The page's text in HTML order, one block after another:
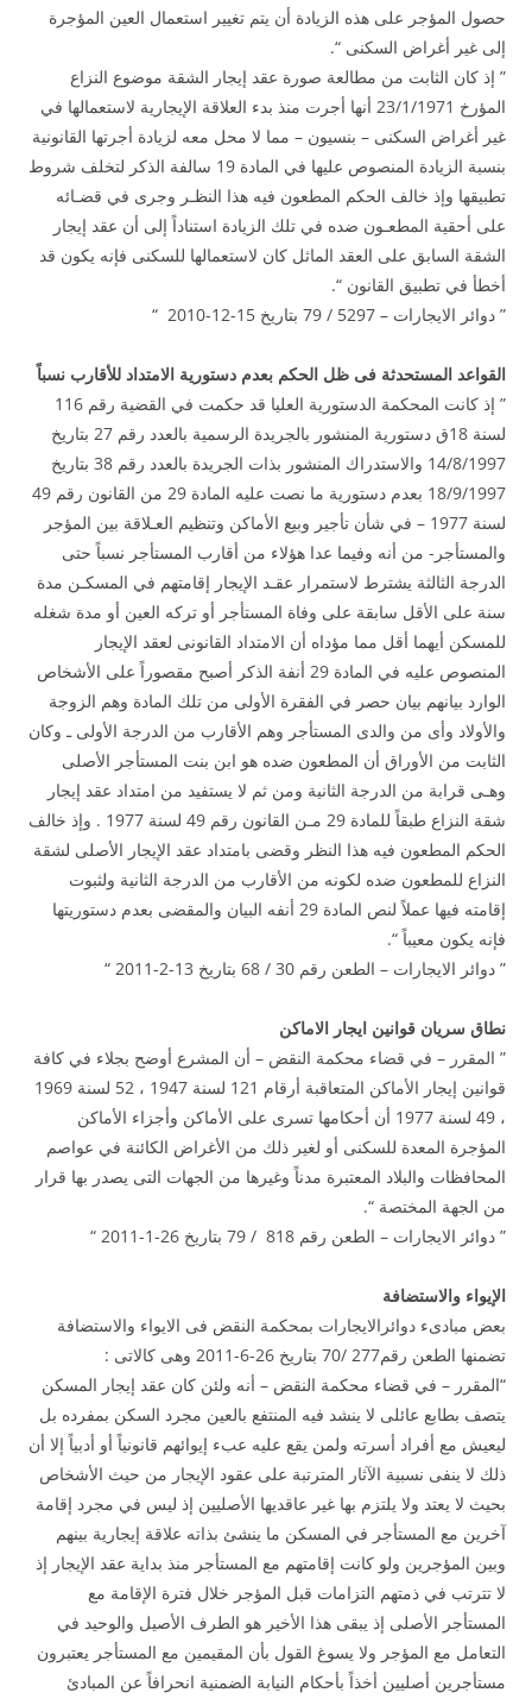
حصول المؤجر على هذه الزيادة أن يتم تغيير استعمال العين المؤجرة
إلى غير أغراض السكنى “.
” إذ كان الثابت من مطالعة صورة عقد إيجار الشقة موضوع النزاع
المؤرخ 23/1/1971 أنها أجرت منذ بدء العلاقة الإيجارية لاستعمالها في
غير أغراض السكنى – بنسيون – مما لا محل معه لزيادة أجرتها القانونية
بنسبة الزيادة المنصوص عليها في المادة 19 سالفة الذكر لتخلف شروط
تطبيقها وإذ خالف الحكم المطعون فيه هذا النظـر وجرى في قضـائه
على أحقية المطعـون ضده في تلك الزيادة استناداً إلى أن عقد إيجار
الشقة السابق على العقد الماثل كان لاستعمالها للسكنى فإنه يكون قد
أخطأ في تطبيق القانون “.
” دوائر الايجارات – 5297 / 79 بتاريخ 15-12-2010 “
القواعد المستحدثة فى ظل الحكم بعدم دستورية الامتداد للأقارب نسباً
” إذ كانت المحكمة الدستورية العليا قد حكمت في القضية رقم 116
لسنة 18ق دستورية المنشور بالجريدة الرسمية بالعدد رقم 27 بتاريخ
14/8/1997 والاستدراك المنشور بذات الجريدة بالعدد رقم 38 بتاريخ
18/9/1997 بعدم دستورية ما نصت عليه المادة 29 من القانون رقم 49
لسنة 1977 – في شأن تأجير وبيع الأماكن وتنظيم العـلاقة بين المؤجر
والمستأجر- من أنه وفيما عدا هؤلاء من أقارب المستأجر نسباً حتى
الدرجة الثالثة يشترط لاستمرار عقـد الإيجار إقامتهم في المسكـن مدة
سنة على الأقل سابقة على وفاة المستأجر أو تركه العين أو مدة شغله
للمسكن أيهما أقل مما مؤداه أن الامتداد القانونى لعقد الإيجار
المنصوص عليه في المادة 29 أنفة الذكر أصبح مقصوراً على الأشخاص
الوارد بيانهم بيان حصر في الفقرة الأولى من تلك المادة وهم الزوجة
والأولاد وأى من والدى المستأجر وهم الأقارب من الدرجة الأولى ـ وكان
الثابت من الأوراق أن المطعون ضده هو ابن بنت المستأجر الأصلى
وهـى قرابة من الدرجة الثانية ومن ثم لا يستفيد من امتداد عقد إيجار
شقة النزاع طبقاً للمادة 29 مـن القانون رقم 49 لسنة 1977 . وإذ خالف
الحكم المطعون فيه هذا النظر وقضى بامتداد عقد الإيجار الأصلى لشقة
النزاع للمطعون ضده لكونه من الأقارب من الدرجة الثانية ولثبوت
إقامته فيها عملاً لنص المادة 29 أنفه البيان والمقضى بعدم دستوريتها
فإنه يكون معيباً “.
” دوائر الايجارات – الطعن رقم 30 / 68 بتاريخ 13-2-2011 “
نطاق سريان قوانين ايجار الاماكن
” المقرر – في قضاء محكمة النقض – أن المشرع أوضح بجلاء في كافة
قوانين إيجار الأماكن المتعاقبة أرقام 121 لسنة 1947 ، 52 لسنة 1969
، 49 لسنة 1977 أن أحكامها تسرى على الأماكن وأجزاء الأماكن
المؤجرة المعدة للسكنى أو لغير ذلك من الأغراض الكائنة في عواصم
المحافظات والبلاد المعتبرة مدناً وغيرها من الجهات التى يصدر بها قرار
من الجهة المختصة “.
” دوائر الايجارات – الطعن رقم 818 / 79 بتاريخ 26-1-2011 “
الإيواء والاستضافة
بعض مبادىء دوائرالايجارات بمحكمة النقض فى الايواء والاستضافة
تضمنها الطعن رقم277 /70 بتاريخ 26-6-2011 وهى كالاتى :
“المقرر – في قضاء محكمة النقض – أنه ولئن كان عقد إيجار المسكن
يتصف بطابع عائلى لا ينشد فيه المنتفع بالعين مجرد السكن بمفرده بل
ليعيش مع أفراد أسرته ولمن يقع عليه عبء إيوائهم قانونياً أو أدبياً إلا أن
ذلك لا ينفى نسبية الآثار المترتبة على عقود الإيجار من حيث الأشخاص
بحيث لا يعتد ولا يلتزم بها غير عاقديها الأصليين إذ ليس في مجرد إقامة
آخرين مع المستأجر في المسكن ما ينشئ بذاته علاقة إيجارية بينهم
وبين المؤجرين ولو كانت إقامتهم مع المستأجر منذ بداية عقد الإيجار إذ
لا تترتب في ذمتهم التزامات قبل المؤجر خلال فترة الإقامة مع
المستأجر الأصلى إذ يبقى هذا الأخير هو الطرف الأصيل والوحيد في
التعامل مع المؤجر ولا يسوغ القول بأن المقيمين مع المستأجر يعتبرون
مستأجرين أصليين أخذاً بأحكام النيابة الضمنية انحرافاً عن المبادئ